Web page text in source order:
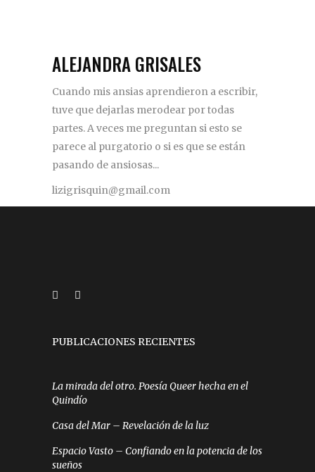
ALEJANDRA GRISALES
Cuando mis ansias aprendieron a escribir,
tuve que dejarlas merodear por todas
partes. A veces me preguntan si esto se
parece al purgatorio o si es que se están
pasando de ansiosas...
lizigrisquin@gmail.com
PUBLICACIONES RECIENTES
La mirada del otro. Poesía Queer hecha en el
Quindío
Casa del Mar – Revelación de la luz
Espacio Vasto – Confiando en la potencia de los
sueños